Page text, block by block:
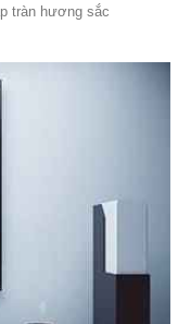
tràn hương sắc